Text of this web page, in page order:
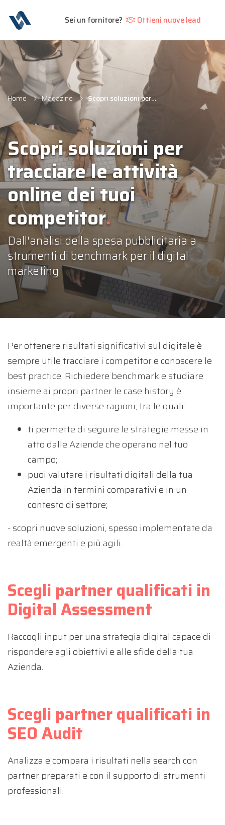
Sei un fornitore? Ottieni nuove lead
Home Magazine Scopri soluzioni per tracciare le attività online dei tuoi competitor
Scopri soluzioni per
tracciare le attività
online dei tuoi
competitor
Dall'analisi della spesa pubblicitaria a
strumenti di benchmark per il digital
marketing
Per ottenere risultati significativi sul digitale è
sempre utile tracciare i competitor e conoscere le
best practice. Richiedere benchmark e studiare
insieme ai propri partner le case history è
importante per diverse ragioni, tra le quali:
ti permette di seguire le strategie messe in
atto dalle Aziende che operano nel tuo
campo;
puoi valutare i risultati digitali della tua
Azienda in termini comparativi e in un
contesto di settore;
- scopri nuove soluzioni, spesso implementate da
realtà emergenti e più agili.
Scegli partner qualificati in
Digital Assessment
Raccogli input per una strategia digital capace di
rispondere agli obiettivi e alle sfide della tua
Azienda.
Scegli partner qualificati in
SEO Audit
Analizza e compara i risultati nella search con
partner preparati e con il supporto di strumenti
professionali.